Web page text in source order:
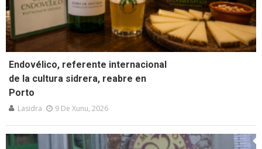
Endovélico, referente internacional
de la cultura sidrera, reabre en
Porto
Lasidra 9 De Xunu, 2026